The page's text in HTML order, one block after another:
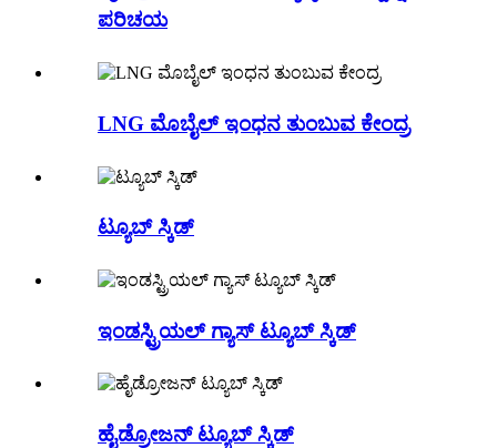
ಪರಿಚಯ
LNG ಮೊಬೈಲ್ ಇಂಧನ ತುಂಬುವ ಕೇಂದ್ರ
ಟ್ಯೂಬ್ ಸ್ಕಿಡ್
ಇಂಡಸ್ಟ್ರಿಯಲ್ ಗ್ಯಾಸ್ ಟ್ಯೂಬ್ ಸ್ಕಿಡ್
ಹೈಡ್ರೋಜನ್ ಟ್ಯೂಬ್ ಸ್ಕಿಡ್